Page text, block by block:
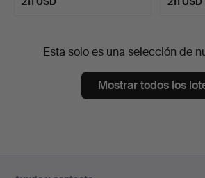
Esta solo es una selección de
Mostrar todos los